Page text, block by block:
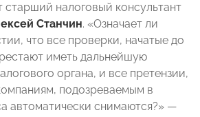
старший налоговый консультант
Станчин. «Означает ли
что все проверки, начатые до
иметь дальнейшую
органа, и все претензии,
подозреваемым в
автоматически снимаются?» —